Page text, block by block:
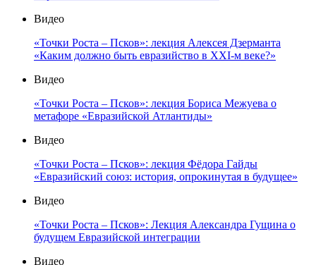
Видео
«Точки Роста – Псков»: лекция Алексея Дзерманта
«Каким должно быть евразийство в XXI-м веке?»
Видео
«Точки Роста – Псков»: лекция Бориса Межуева о
метафоре «Евразийской Атлантиды»
Видео
«Точки Роста – Псков»: лекция Фёдора Гайды
«Евразийский союз: история, опрокинутая в будущее»
Видео
«Точки Роста – Псков»: Лекция Александра Гущина о
будущем Евразийской интеграции
Видео